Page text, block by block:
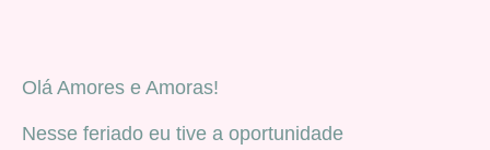
Olá Amores e Amoras!
Nesse feriado eu tive a oportunidade